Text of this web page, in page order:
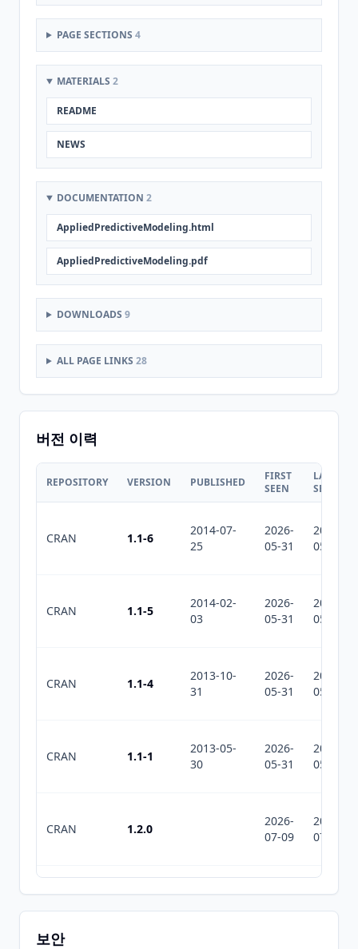
PAGE SECTIONS 4
MATERIALS 2
README
NEWS
DOCUMENTATION 2
AppliedPredictiveModeling.html
AppliedPredictiveModeling.pdf
DOWNLOADS 9
ALL PAGE LINKS 28
버전 이력
REPOSITORY VERSION PUBLISHED
FIRST
SEEN
LAST
SEEN
CRAN 1.1-6
2014-07-
25
2026-
05-31
2026-
05-31
CRAN 1.1-5
2014-02-
03
2026-
05-31
2026-
05-31
CRAN 1.1-4
2013-10-
31
2026-
05-31
2026-
05-31
CRAN 1.1-1
2013-05-
30
2026-
05-31
2026-
05-31
CRAN 1.2.0
2026-
07-09
2026-
07-10
2026-
05-31
2026-
07-07
보안